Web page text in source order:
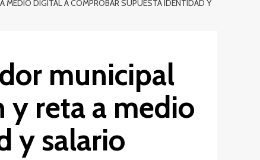
MEDIO DIGITAL A COMPROBAR SUPUESTA IDENTIDAD Y
municipal
y reta a medio
y salario